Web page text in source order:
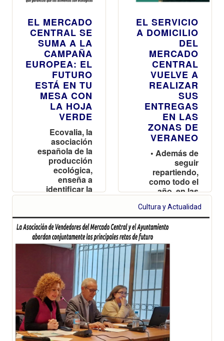
EL MERCADO
CENTRAL SE
SUMA A LA
CAMPAÑA
EUROPEA: EL
FUTURO
ESTÁ EN TU
MESA CON
LA HOJA
VERDE
Ecovalia, la
asociación
española de la
producción
ecológica,
enseña a
identificar la
Eurohoja, el
que garantiza
que los
alimentos son
ecológicos
EL SERVICIO
A DOMICILIO
DEL
MERCADO
CENTRAL
VUELVE A
REALIZAR
SUS
ENTREGAS
EN LAS
ZONAS DE
VERANEO
• Además de
seguir
repartiendo,
como todo el
año, en las
residenciales,
se refuerza en
verano en las
playas del sur,
desde El
Perellonet hasta
Cultura y Actualidad